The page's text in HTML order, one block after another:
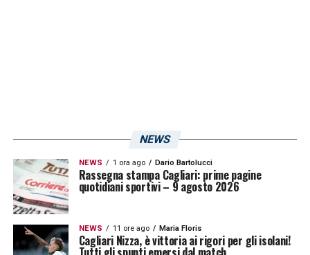
LA PLAYLIST DELLE NOSTRE TOP NEWS
NEWS
NEWS 1 ora ago Dario Bartolucci
Rassegna stampa Cagliari: prime pagine
quotidiani sportivi – 9 agosto 2026
NEWS 11 ore ago Maria Floris
Cagliari Nizza, è vittoria ai rigori per gli isolani!